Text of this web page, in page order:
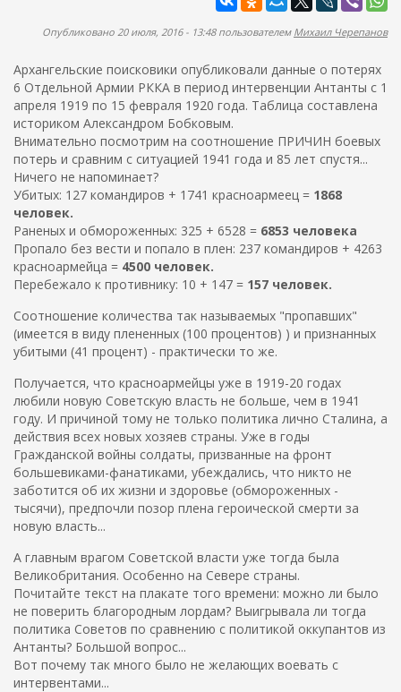
и
с
к
а
Опубликовано 20 июля, 2016 - 13:48 пользователем Михаил Черепанов
Архангельские поисковики опубликовали данные о потерях
6 Отдельной Армии РККА в период интервенции Антанты с 1
апреля 1919 по 15 февраля 1920 года. Таблица составлена
историком Александром Бобковым.
Внимательно посмотрим на соотношение ПРИЧИН боевых
потерь и сравним с ситуацией 1941 года и 85 лет спустя...
Ничего не напоминает?
Убитых: 127 командиров + 1741 красноармеец = 1868
человек.
Раненых и обмороженных: 325 + 6528 = 6853 человека
Пропало без вести и попало в плен: 237 командиров + 4263
красноармейца = 4500 человек.
Перебежало к противнику: 10 + 147 = 157 человек.
Соотношение количества так называемых "пропавших"
(имеется в виду плененных (100 процентов) ) и признанных
убитыми (41 процент) - практически то же.
Получается, что красноармейцы уже в 1919-20 годах
любили новую Советскую власть не больше, чем в 1941
году. И причиной тому не только политика лично Сталина, а
действия всех новых хозяев страны. Уже в годы
Гражданской войны солдаты, призванные на фронт
большевиками-фанатиками, убеждались, что никто не
заботится об их жизни и здоровье (обмороженных -
тысячи), предпочли позор плена героической смерти за
новую власть...
А главным врагом Советской власти уже тогда была
Великобритания. Особенно на Севере страны.
Почитайте текст на плакате того времени: можно ли было
не поверить благородным лордам? Выигрывала ли тогда
политика Советов по сравнению с политикой оккупантов из
Антанты? Большой вопрос...
Вот почему так много было не желающих воевать с
интервентами...